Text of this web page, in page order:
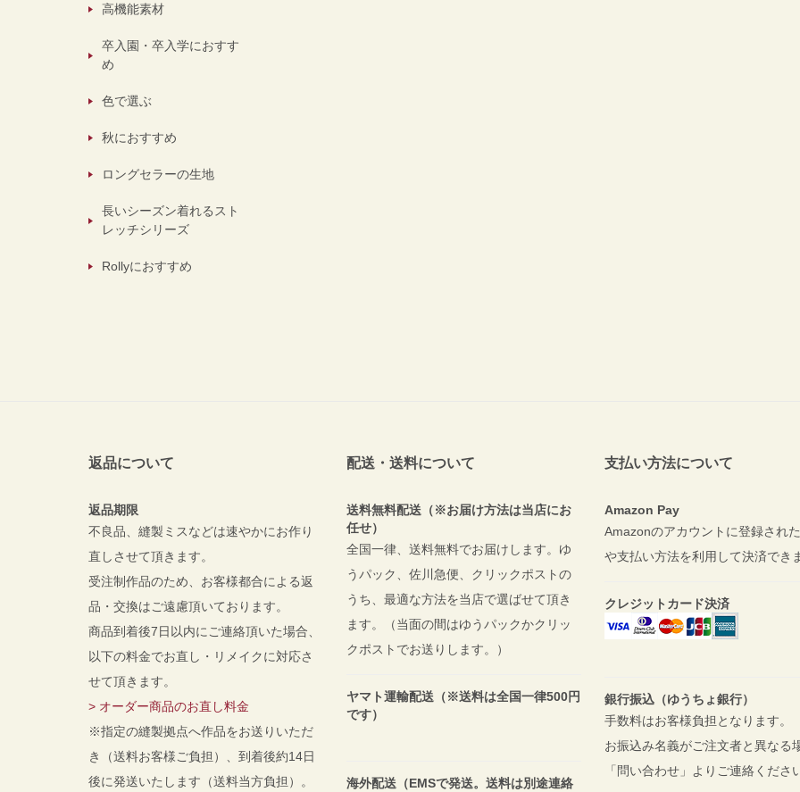
高機能素材
卒入園・卒入学におすす
め
色で選ぶ
秋におすすめ
ロングセラーの生地
長いシーズン着れるスト
レッチシリーズ
Rollyにおすすめ
返品について
返品期限
不良品、縫製ミスなどは速やかにお作り
直しさせて頂きます。
受注制作品のため、お客様都合による返
品・交換はご遠慮頂いております。
商品到着後7日以内にご連絡頂いた場合、
以下の料金でお直し・リメイクに対応さ
せて頂きます。
> オーダー商品のお直し料金
※指定の縫製拠点へ作品をお送りいただ
き（送料お客様ご負担）、到着後約14日
後に発送いたします（送料当方負担）。
配送・送料について
送料無料配送（※お届け方法は当店にお
任せ）
全国一律、送料無料でお届けします。ゆ
うパック、佐川急便、クリックポストの
うち、最適な方法を当店で選ばせて頂き
ます。（当面の間はゆうパックかクリッ
クポストでお送りします。）
ヤマト運輸配送（※送料は全国一律500円
です）
海外配送（EMSで発送。送料は別途連絡
支払い方法について
Amazon Pay
Amazonのアカウントに登録され
や支払い方法を利用して決済でき
クレジットカード決済
銀行振込（ゆうちょ銀行）
手数料はお客様負担となります。
お振込み名義がご注文者と異なる
「問い合わせ」よりご連絡くださ